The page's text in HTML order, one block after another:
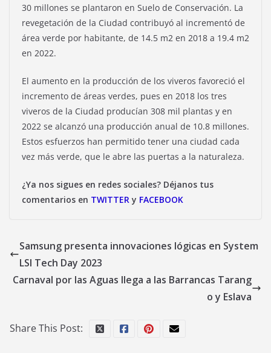
30 millones se plantaron en Suelo de Conservación. La
revegetación de la Ciudad contribuyó al incrementó de
área verde por habitante, de 14.5 m2 en 2018 a 19.4 m2
en 2022.
El aumento en la producción de los viveros favoreció el
incremento de áreas verdes, pues en 2018 los tres
viveros de la Ciudad producían 308 mil plantas y en
2022 se alcanzó una producción anual de 10.8 millones.
Estos esfuerzos han permitido tener una ciudad cada
vez más verde, que le abre las puertas a la naturaleza.
¿Ya nos sigues en redes sociales? Déjanos tus
comentarios en TWITTER y FACEBOOK
Samsung presenta innovaciones lógicas en System
LSI Tech Day 2023
Carnaval por las Aguas llega a las Barrancas Tarang
o y Eslava
Share This Post: